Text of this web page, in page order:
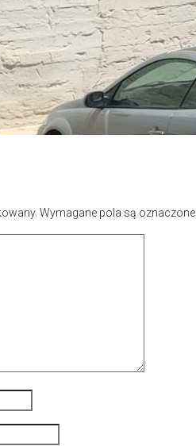
Wymagane pola są oznaczone